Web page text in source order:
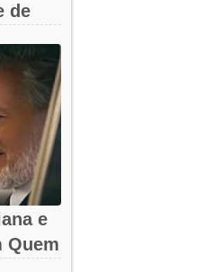
de
e
Quem